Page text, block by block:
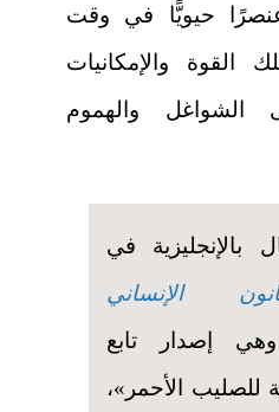
حيويًّا في وقت
القوة والإمكانيات
الشواغل والهموم
بالإنجليزية في
الإنساني
إصدار تابع
للصليب الأحمر»،